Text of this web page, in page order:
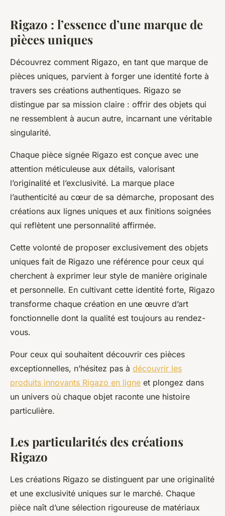
Rigazo : l’essence d’une marque de
pièces uniques
Découvrez comment Rigazo, en tant que marque de
pièces uniques, parvient à forger une identité forte à
travers ses créations authentiques. Rigazo se
distingue par sa mission claire : offrir des objets qui
ne ressemblent à aucun autre, incarnant une véritable
singularité.
Chaque pièce signée Rigazo est conçue avec une
attention méticuleuse aux détails, valorisant
l’originalité et l’exclusivité. La marque place
l’authenticité au cœur de sa démarche, proposant des
créations aux lignes uniques et aux finitions soignées
qui reflètent une personnalité affirmée.
Cette volonté de proposer exclusivement des objets
uniques fait de Rigazo une référence pour ceux qui
cherchent à exprimer leur style de manière originale
et personnelle. En cultivant cette identité forte, Rigazo
transforme chaque création en une œuvre d’art
fonctionnelle dont la qualité est toujours au rendez-
vous.
Pour ceux qui souhaitent découvrir ces pièces
exceptionnelles, n’hésitez pas à découvrir les
produits innovants Rigazo en ligne et plongez dans
un univers où chaque objet raconte une histoire
particulière.
Les particularités des créations
Rigazo
Les créations Rigazo se distinguent par une originalité
et une exclusivité uniques sur le marché. Chaque
pièce naît d’une sélection rigoureuse de matériaux